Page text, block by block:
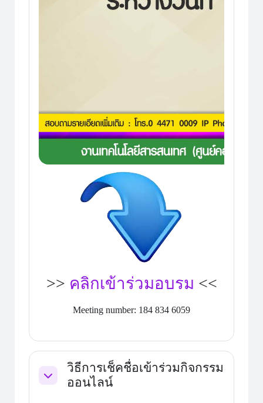
>> คลิกเข้าร่วมอบรม <<
Meeting number: 184 834 6059
ย่อ
วิธีการเช็คชื่อเข้าร่วมกิจกรรม
ออนไลน์